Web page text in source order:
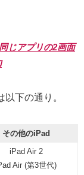
じアプリの2画面
下の通り。
その他のiPad
iPad Air 2
Air (第3世代)